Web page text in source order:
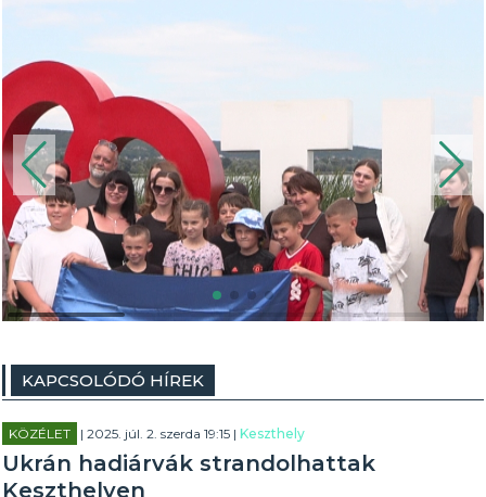
KAPCSOLÓDÓ HÍREK
KÖZÉLET | 2025. júl. 2. szerda 19:15 |Keszthely
Ukrán hadiárvák strandolhattak
Keszthelyen